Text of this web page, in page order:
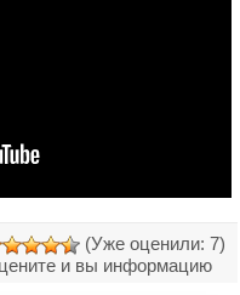
(Уже оценили: 7)
и вы информацию